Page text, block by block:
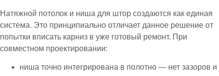
Натяжной потолок и ниша для штор создаются как единая
система. Это принципиально отличает данное решение от
попытки вписать карниз в уже готовый ремонт. При
совместном проектировании:
ниша точно интегрирована в полотно — нет зазоров и